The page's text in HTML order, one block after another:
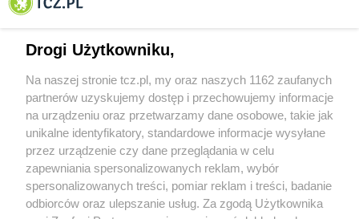
O FIRMIE POLITYKA PRYWATNOŚCI HOSTING
REKLAMA WSPÓŁPRACA RSS FACEBOOK KONTAKT
Drogi Użytkowniku,
Na naszej stronie tcz.pl, my oraz naszych 1162 zaufanych
partnerów uzyskujemy dostęp i przechowujemy informacje
na urządzeniu oraz przetwarzamy dane osobowe, takie jak
unikalne identyfikatory, standardowe informacje wysyłane
przez urządzenie czy dane przeglądania w celu
zapewniania spersonalizowanych reklam, wybór
spersonalizowanych treści, pomiar reklam i treści, badanie
odbiorców oraz ulepszanie usług. Za zgodą Użytkownika